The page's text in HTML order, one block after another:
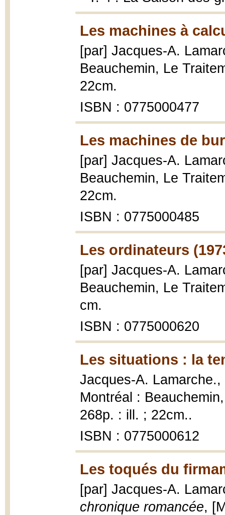
Les machines à
[par] Jacques-A.
Beauchemin, Le
22cm.
ISBN : 0775000477
Les machines de
[par] Jacques-A.
Beauchemin, Le
22cm.
ISBN : 0775000485
Les ordinateurs
[par] Jacques-A.
Beauchemin, Le
cm.
ISBN : 0775000620
Les situations : la
Jacques-A. Lamarche.,
Montréal :
268p. : ill. ; 22cm..
ISBN : 0775000612
Les toqués du
[par] Jacques-A.
chronique romancée,